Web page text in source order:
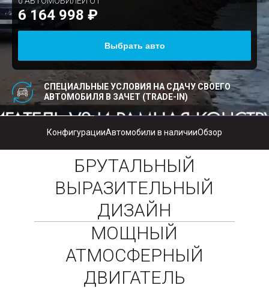
6 164 998 ₽
Выбрать авто
СПЕЦИАЛЬНЫЕ УСЛОВИЯ НА СДАЧУ СВОЕГО
АВТОМОБИЛЯ В ЗАЧЕТ (TRADE-IN)
КонфигурацииАвтомобили в наличииОбзор
БРУТАЛЬНЫЙ
ВЫРАЗИТЕЛЬНЫЙ
ДИЗАЙН
МОЩНЫЙ
АТМОСФЕРНЫЙ
ДВИГАТЕЛЬ